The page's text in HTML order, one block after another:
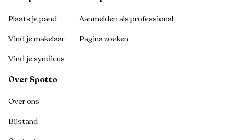
Plaats je pand
Vind je makelaar
Vind je syndicus
Aanmelden als professional
Pagina zoeken
Over Spotto
Over ons
Bijstand